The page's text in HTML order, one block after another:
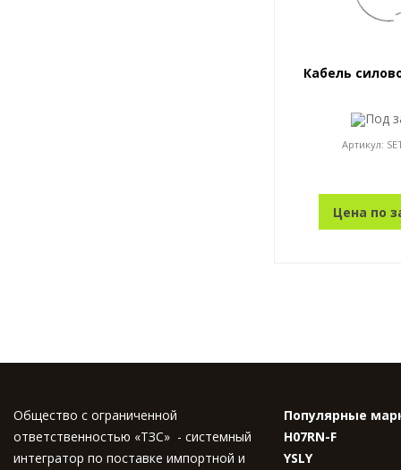
Кабель
Под
Артикул:
Цена по
Общество с ограниченной
ответственностью «ТЗС» - системный
интегратор по поставке импортной и
Популярные
H07RN-F
YSLY